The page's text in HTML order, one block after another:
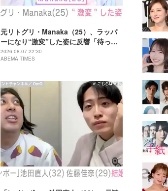
元リトグリ・Manaka（25）、ラッパ
ーになり“激変”した姿に反響「待っ
て」「昔から見てるけど 最近ずっと可
愛くなってる」
2026.08.07 22:30
ABEMA TIMES